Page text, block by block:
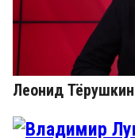
Леонид Тёрушкин